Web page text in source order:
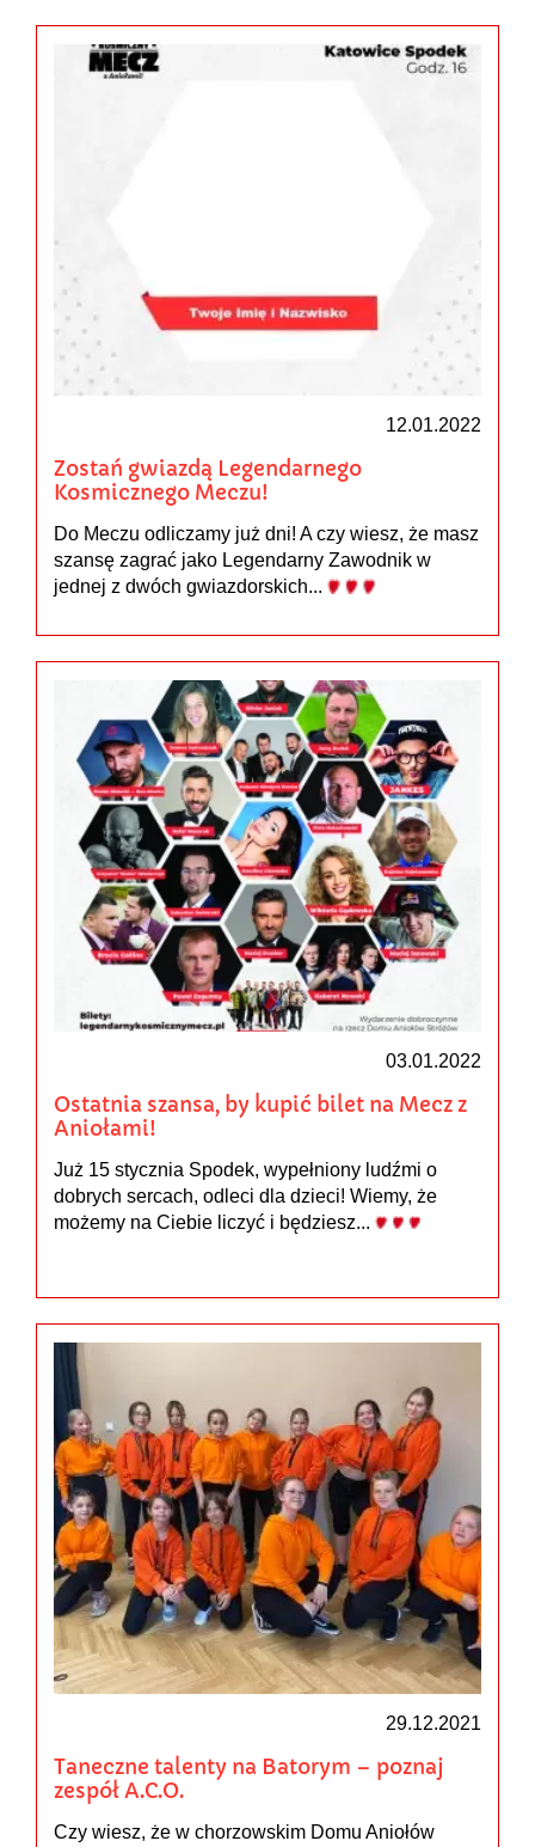
12.01.2022
Zostań gwiazdą Legendarnego
Kosmicznego Meczu!
Do Meczu odliczamy już dni! A czy wiesz, że masz
szansę zagrać jako Legendarny Zawodnik w
jednej z dwóch gwiazdorskich...
03.01.2022
Ostatnia szansa, by kupić bilet na Mecz z
Aniołami!
Już 15 stycznia Spodek, wypełniony ludźmi o
dobrych sercach, odleci dla dzieci! Wiemy, że
możemy na Ciebie liczyć i będziesz...
29.12.2021
Taneczne talenty na Batorym – poznaj
zespół A.C.O.
Czy wiesz, że w chorzowskim Domu Aniołów